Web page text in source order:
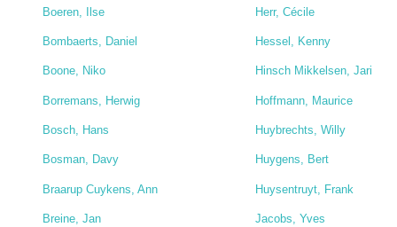
Boeren, Ilse
Bombaerts, Daniel
Boone, Niko
Borremans, Herwig
Bosch, Hans
Bosman, Davy
Braarup Cuykens, Ann
Breine, Jan
Herr, Cécile
Hessel, Kenny
Hinsch Mikkelsen, Jari
Hoffmann, Maurice
Huybrechts, Willy
Huygens, Bert
Huysentruyt, Frank
Jacobs, Yves